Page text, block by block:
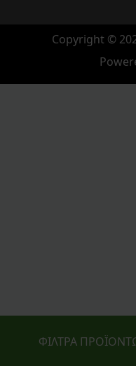
ΦΙΛΤΡΑ
Copyright ©